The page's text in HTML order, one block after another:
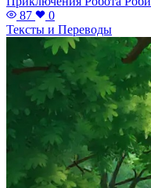
87
0
Тексты и Переводы